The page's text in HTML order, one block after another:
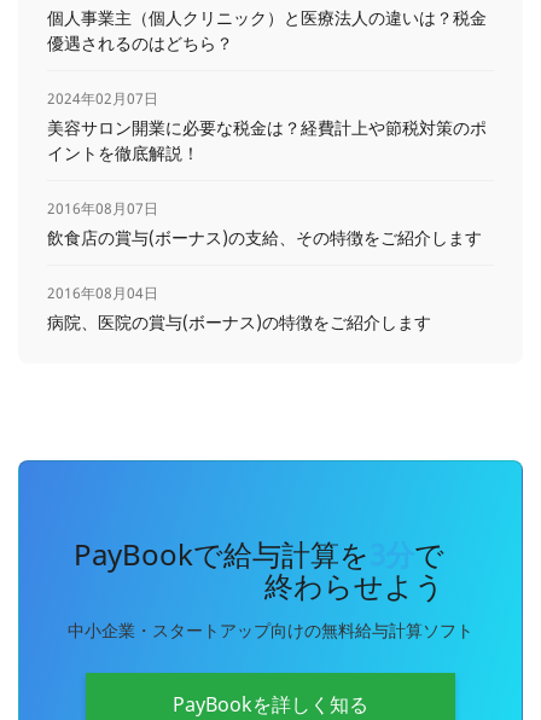
個人事業主（個人クリニック）と医療法人の違いは？税金
優遇されるのはどちら？
2024年02月07日
美容サロン開業に必要な税金は？経費計上や節税対策のポ
イントを徹底解説！
2016年08月07日
飲食店の賞与(ボーナス)の支給、その特徴をご紹介します
2016年08月04日
病院、医院の賞与(ボーナス)の特徴をご紹介します
PayBookで給与計算を で
終わらせよう
中小企業・スタートアップ向けの無料給与計算ソフト
PayBookを詳しく知る